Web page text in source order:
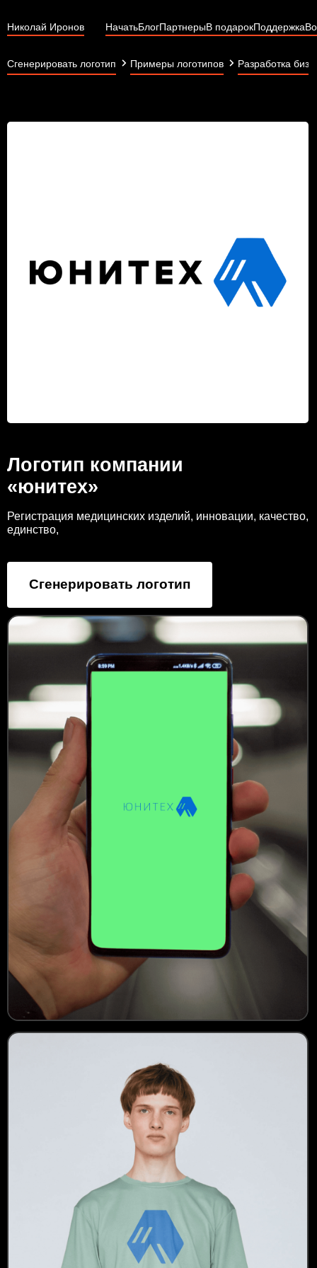
Николай Иронов НачатьБлогПартнерыВ подарокПоддержка
Сгенерировать логотип Примеры логотипов Разработка
Логотип компании
«юнитех»
Регистрация медицинских изделий, инновации, качество,
единство,
Сгенерировать логотип